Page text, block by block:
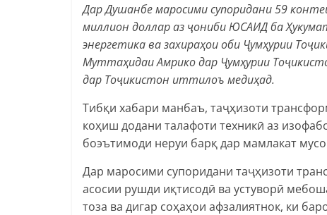
Дар Душанбе маросими супоридани 59
миллион доллар аз ҷониби ЮСАИД ба
энергетика ва захираҳои оби Ҷумҳурии
Муттаҳидаи Амрико дар Ҷумҳурии
дар Тоҷикистон иттилоъ медиҳад.
Тибқи хабари манбаъ, таҷҳизоти
коҳиш додани талафоти техникӣ аз
боэътимоди неруи барқ дар мамлакат
Дар маросими супоридани таҷҳизоти
асосии рушди иқтисодӣ ва устуворӣ
тоза ва дигар соҳаҳои афзалиятнок, ки